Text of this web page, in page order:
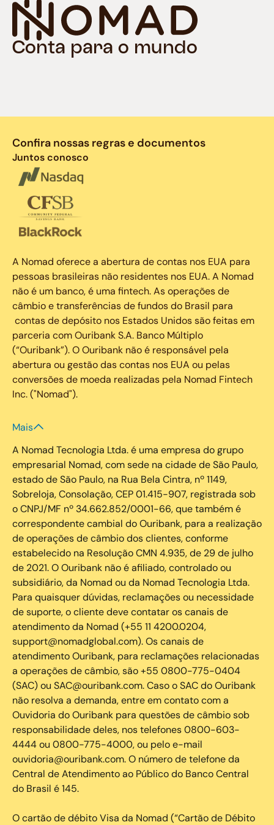
Conta para o mundo
Confira nossas regras e documentos
Juntos conosco
A Nomad oferece a abertura de contas nos EUA para
pessoas brasileiras não residentes nos EUA. A Nomad
não é um banco, é uma fintech. As operações de
câmbio e transferências de fundos do Brasil para
contas de depósito nos Estados Unidos são feitas em
parceria com Ouribank S.A. Banco Múltiplo
(“Ouribank”). O Ouribank não é responsável pela
abertura ou gestão das contas nos EUA ou pelas
conversões de moeda realizadas pela Nomad Fintech
Inc. ("Nomad").
Mais
A Nomad Tecnologia Ltda. é uma empresa do grupo
empresarial Nomad, com sede na cidade de São Paulo,
estado de São Paulo, na Rua Bela Cintra, nº 1149,
Sobreloja, Consolação, CEP 01.415-907, registrada sob
o CNPJ/MF nº 34.662.852/0001-66, que também é
correspondente cambial do Ouribank, para a realização
de operações de câmbio dos clientes, conforme
estabelecido na Resolução CMN 4.935, de 29 de julho
de 2021. O Ouribank não é afiliado, controlado ou
subsidiário, da Nomad ou da Nomad Tecnologia Ltda.
Para quaisquer dúvidas, reclamações ou necessidade
de suporte, o cliente deve contatar os canais de
atendimento da Nomad (+55 11 4200.0204,
support@nomadglobal.com). Os canais de
atendimento Ouribank, para reclamações relacionadas
a operações de câmbio, são +55 0800-775-0404
(SAC) ou SAC@ouribank.com. Caso o SAC do Ouribank
não resolva a demanda, entre em contato com a
Ouvidoria do Ouribank para questões de câmbio sob
responsabilidade deles, nos telefones 0800-603-
4444 ou 0800-775-4000, ou pelo e-mail
ouvidoria@ouribank.com. O número de telefone da
Central de Atendimento ao Público do Banco Central
do Brasil é 145.
O cartão de débito Visa da Nomad (“Cartão de Débito